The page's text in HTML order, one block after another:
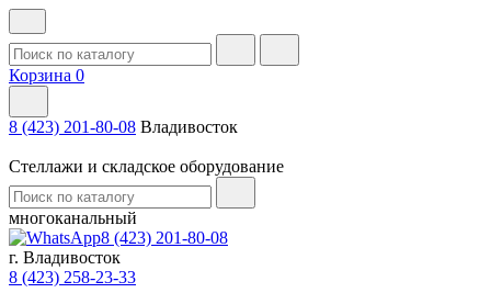
Корзина 0
8 (423) 201-80-08 Владивосток
Стеллажи и складское оборудование
многоканальный
8 (423) 201-80-08
г. Владивосток
8 (423) 258-23-33